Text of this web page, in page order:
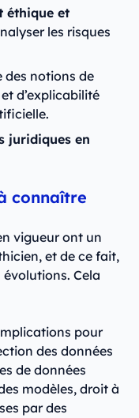
éthique et
les risques
des notions de
d’explicabilité
juridiques en
connaître
vigueur ont un
et de ce fait,
Cela
pour
des données
de données
modèles, droit à
par des